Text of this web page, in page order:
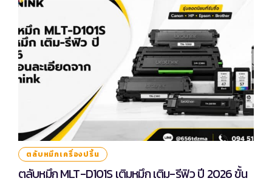
ตลับหมึกเครื่องปริ้น
ตลับหมึก MLT-D101S เติมหมึก เติม-รีฟิว ปี 2026 ขั้น